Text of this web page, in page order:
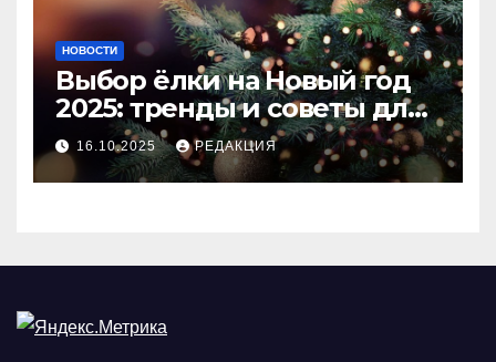
НОВОСТИ
Выбор ёлки на Новый год
2025: тренды и советы для
идеального праздника
16.10.2025 РЕДАКЦИЯ